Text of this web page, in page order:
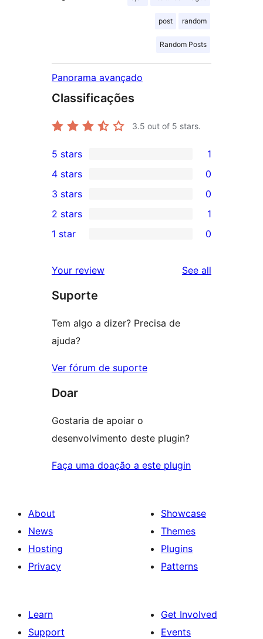
post random
Random Posts
Panorama avançado
Classificações
3.5 out of 5 stars.
1
5-
star
review
5 stars 1
4-
star
reviews
4 stars 0
0
3-
star
3 stars 0
2-
review
2 stars 1
star
reviews
1 star 0
Your review See all
Suporte
Tem algo a dizer? Precisa de
ajuda?
Ver fórum de suporte
Doar
Gostaria de apoiar o
desenvolvimento deste plugin?
Faça uma doação a este plugin
About
News
Hosting
Privacy
Showcase
Themes
Plugins
Patterns
Learn
Support
Get Involved
Events